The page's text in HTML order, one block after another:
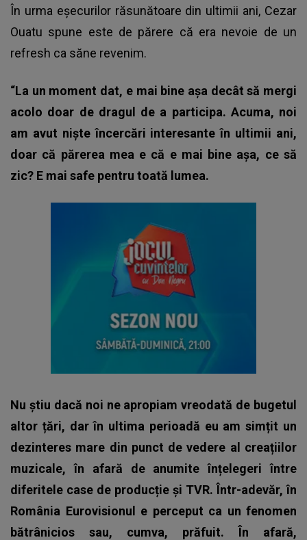
În urma eșecurilor răsunătoare din ultimii ani, Cezar
Ouatu spune este de părere că era nevoie de un
refresh ca săne revenim.
“La un moment dat, e mai bine așa decât să mergi
acolo doar de dragul de a participa. Acuma, noi
am avut niște încercări interesante în ultimii ani,
doar că părerea mea e că e mai bine așa, ce să
zic? E mai safe pentru toată lumea.
Nu știu dacă noi ne apropiam vreodată de bugetul
altor țări, dar în ultima perioadă eu am simțit un
dezinteres mare din punct de vedere al creațiilor
muzicale, în afară de anumite înțelegeri între
diferitele case de producție și TVR. Într-adevăr, în
România Eurovisionul e perceput ca un fenomen
bătrânicios sau, cumva, prăfuit. În afară,